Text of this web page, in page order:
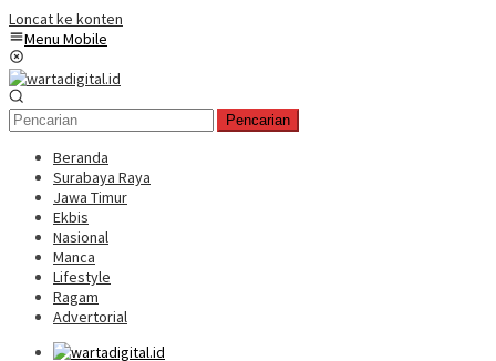
Loncat ke konten
Menu Mobile
Pencarian
Beranda
Surabaya Raya
Jawa Timur
Ekbis
Nasional
Manca
Lifestyle
Ragam
Advertorial